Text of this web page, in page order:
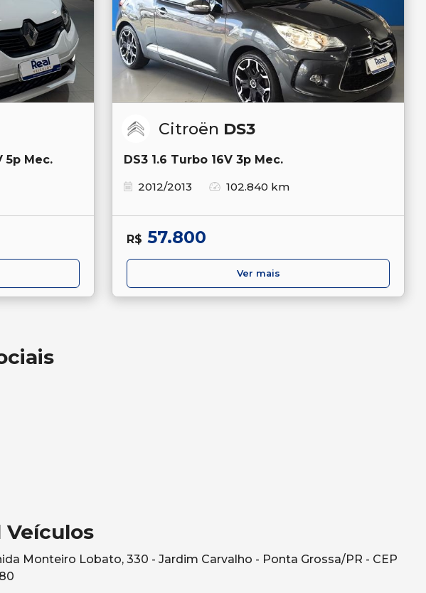
5p Mec.
Citroën DS3
DS3 1.6 Turbo 16V 3p Mec.
2012/2013
102.840 km
R$ 57.800
Ver mais
Veículos
Monteiro Lobato, 330 - Jardim Carvalho - Ponta Grossa/PR - CEP